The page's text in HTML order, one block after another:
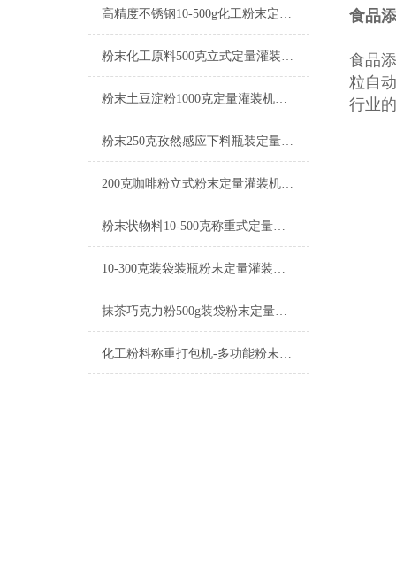
高精度不锈钢10-500g化工粉末定量灌装机操作简单
粉末化工原料500克立式定量灌装机参数
粉末土豆淀粉1000克定量灌装机厂家
粉末250克孜然感应下料瓶装定量灌装机设备
200克咖啡粉立式粉末定量灌装机简介
粉末状物料10-500克称重式定量灌装机操作简单
10-300克装袋装瓶粉末定量灌装机简介
抹茶巧克力粉500g装袋粉末定量灌装机
化工粉料称重打包机-多功能粉末定量灌装机厂家
食品
食品
粒自
行业